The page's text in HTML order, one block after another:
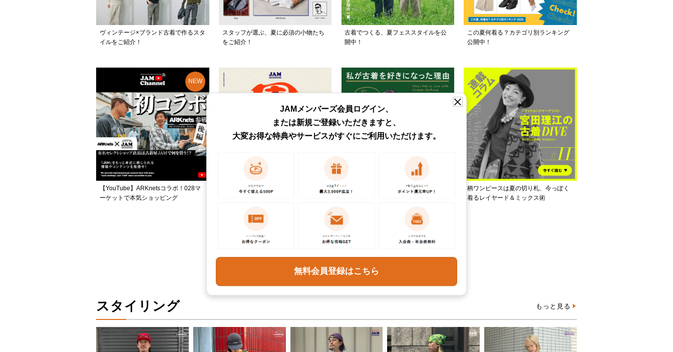
ヴィンテージ×ブランド古着で作るスタ
イルをご紹介！
スタッフが選ぶ、夏に必須の小物たち
をご紹介！
古着でつくる、夏フェススタイルを公
開中！
この夏何着る？カテゴリ別ランキング
公開中！
【YouTube】ARKnetsコラボ！028マ
ーケットで本気ショッピング
日頃の感謝を込めて、JAM周年祭を開
古着好き3人のあの日の記憶を集めまし
柄ワンピースは夏の切り札、今っぽく
着るレイヤード＆ミックス術
トピックス・特集をもっと見る
スタイリング もっと見る
JAMメンバーズ会員ログイン、
または新規ご登録いただきますと、
大変お得な特典やサービスがすぐにご利用いただけます。
無料会員登録はこちら